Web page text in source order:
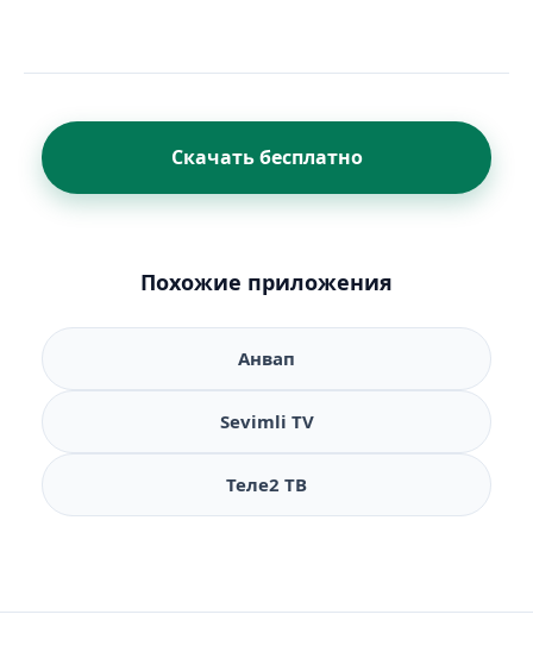
Скачать бесплатно
Похожие приложения
Анвап
Sevimli TV
Теле2 ТВ